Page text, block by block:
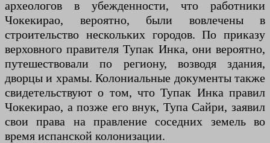
археологов в убежденности, что работники
Чокекирао, вероятно, были вовлечены в
строительство нескольких городов. По приказу
верховного правителя Тупак Инка, они вероятно,
путешествовали по региону, возводя здания,
дворцы и храмы. Колониальные документы также
свидетельствуют о том, что Тупак Инка правил
Чокекирао, а позже его внук, Тупа Сайри, заявил
свои права на правление соседних земель во
время испанской колонизации.